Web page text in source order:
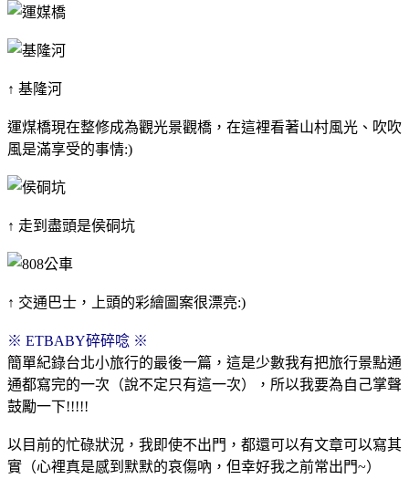
↑ 基隆河
運煤橋現在整修成為觀光景觀橋，在這裡看著山村風光、吹吹
風是滿享受的事情:)
↑ 走到盡頭是侯硐坑
↑ 交通巴士，上頭的彩繪圖案很漂亮:)
※ ETBABY碎碎唸 ※
簡單紀錄台北小旅行的最後一篇，這是少數我有把旅行景點通
通都寫完的一次（說不定只有這一次），所以我要為自己掌聲
鼓勵一下!!!!!
以目前的忙碌狀況，我即使不出門，都還可以有文章可以寫其
實（心裡真是感到默默的哀傷吶，但幸好我之前常出門~）